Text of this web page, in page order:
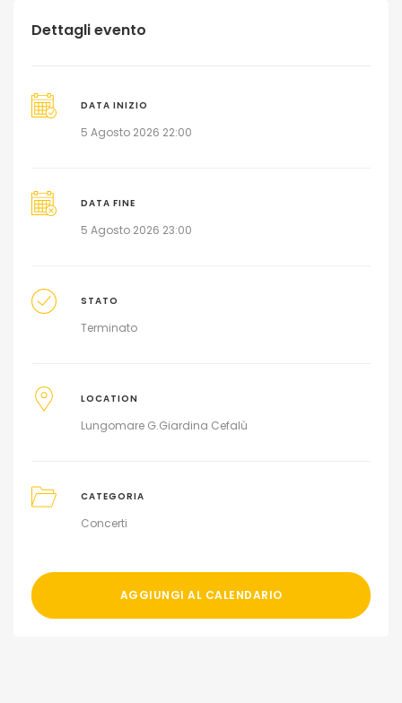
Dettagli evento
DATA INIZIO
5 Agosto 2026 22:00
DATA FINE
5 Agosto 2026 23:00
STATO
Terminato
LOCATION
Lungomare G.Giardina Cefalù
CATEGORIA
Concerti
AGGIUNGI AL CALENDARIO